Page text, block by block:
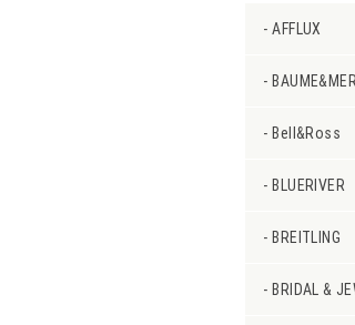
AFFLUX
Bell&Ross
BLUERIVER
BREITLING
BRIDAL &